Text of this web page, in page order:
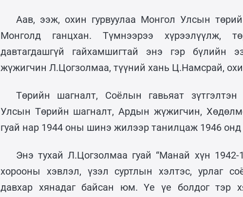
Аав, ээж, охин гурвуулаа Монгол Улсын
Монголд ганцхан. Түмнээрээ хүрээлүүлж,
давтагдашгүй гайхамшигтай энэ гэр бүлийн
жүжигчин Л.Цогзолмаа, түүний хань Ц.Намсрай,
Төрийн шагналт, Соёлын гавьяат
Улсын Төрийн шагналт, Ардын жүжигчин,
гуай нар 1944 оны шинэ жилээр танилцаж 1946 онд
Энэ тухай Л.Цогзолмаа гуай “Манай хүн
хорооны хэвлэл, үзэл суртлын хэлтэс, урлаг
давхар хянадаг байсан юм. Үе үе болдог тэр